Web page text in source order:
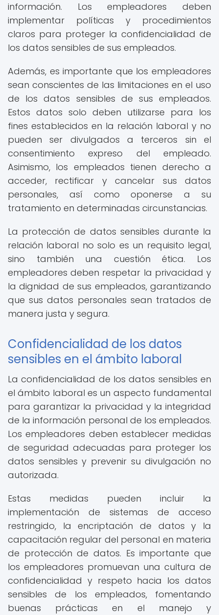
información. Los empleadores deben
implementar políticas y procedimientos
claros para proteger la confidencialidad de
los datos sensibles de sus empleados.
Además, es importante que los empleadores
sean conscientes de las limitaciones en el uso
de los datos sensibles de sus empleados.
Estos datos solo deben utilizarse para los
fines establecidos en la relación laboral y no
pueden ser divulgados a terceros sin el
consentimiento expreso del empleado.
Asimismo, los empleados tienen derecho a
acceder, rectificar y cancelar sus datos
personales, así como oponerse a su
tratamiento en determinadas circunstancias.
La protección de datos sensibles durante la
relación laboral no solo es un requisito legal,
sino también una cuestión ética. Los
empleadores deben respetar la privacidad y
la dignidad de sus empleados, garantizando
que sus datos personales sean tratados de
manera justa y segura.
Confidencialidad de los datos
sensibles en el ámbito laboral
La confidencialidad de los datos sensibles en
el ámbito laboral es un aspecto fundamental
para garantizar la privacidad y la integridad
de la información personal de los empleados.
Los empleadores deben establecer medidas
de seguridad adecuadas para proteger los
datos sensibles y prevenir su divulgación no
autorizada.
Estas medidas pueden incluir la
implementación de sistemas de acceso
restringido, la encriptación de datos y la
capacitación regular del personal en materia
de protección de datos. Es importante que
los empleadores promuevan una cultura de
confidencialidad y respeto hacia los datos
sensibles de los empleados, fomentando
buenas prácticas en el manejo y